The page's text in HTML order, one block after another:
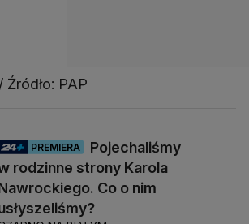
PAP
PREMIERA
Pojechaliśmy
rodzinne strony Karola
Co o nim